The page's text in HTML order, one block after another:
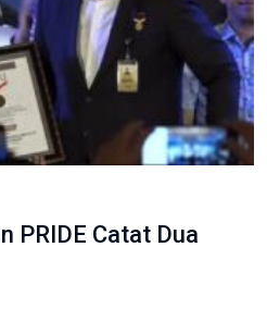
PRIDE Catat Dua